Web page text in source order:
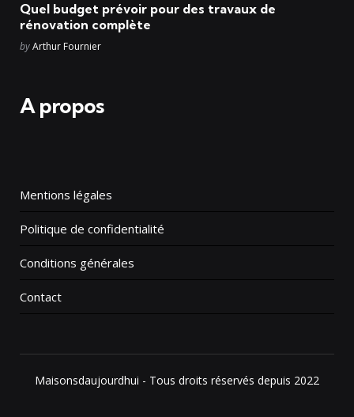
Quel budget prévoir pour des travaux de
rénovation complète
Posted
byArthur Fournier
A propos
Mentions légales
Politique de confidentialité
Conditions générales
Contact
Maisonsdaujourdhui - Tous droits réservés depuis 2022